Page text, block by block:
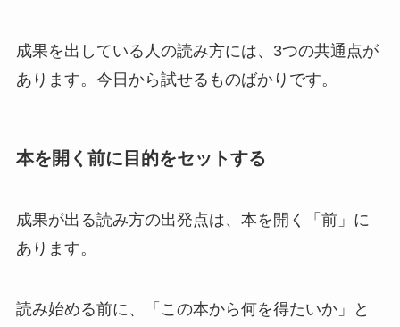
成果を出している人の読み方には、3つの共通点が
あります。今日から試せるものばかりです。
本を開く前に目的をセットする
成果が出る読み方の出発点は、本を開く「前」に
あります。
読み始める前に、「この本から何を得たいか」と